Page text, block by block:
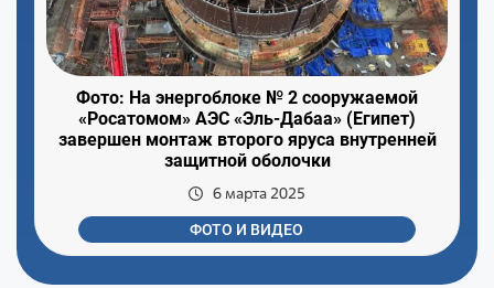
Фото: На энергоблоке № 2 сооружаемой
«Росатомом» АЭС «Эль-Дабаа» (Египет)
завершен монтаж второго яруса внутренней
защитной оболочки
6 марта 2025
ФОТО И ВИДЕО